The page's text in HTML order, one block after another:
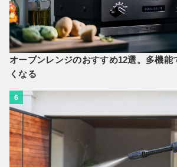
オーブンレンジのおすすめ12選。多機能
くなる
6